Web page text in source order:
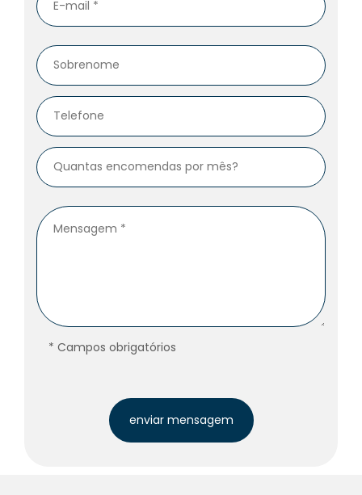
* Campos obrigatórios